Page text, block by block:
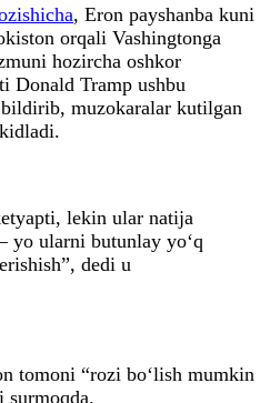
, Eron payshanba kuni
orqali Vashingtonga
hozircha oshkor
Donald Tramp ushbu
muzokaralar kutilgan
lekin ular natija
ularni butunlay yo‘q
dedi u
tomoni “rozi bo‘lish mumkin
surmoqda.